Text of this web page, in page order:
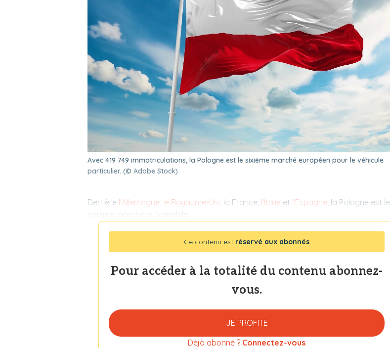
Avec 419 749 immatriculations, la Pologne est le sixième marché européen pour le véhicule
particulier. (© Adobe Stock)
Derrière l'Allemagne le Royaume-Uni , la France, l'Italie et l'Espagne , la Pologne est le
sixième marché automobile
Ce contenu est réservé aux abonnés
Pour accéder à la totalité du contenu abonnez-
vous.
JE PROFITE
Déjà abonné ? Connectez-vous